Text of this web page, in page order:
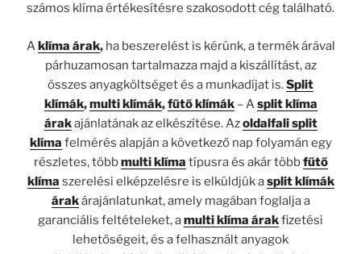
számos klíma értékesítésre szakosodott cég található.
Aklíma árak,ha beszerelést is kérünk, a termék árával
párhuzamosan tartalmazza majd a kiszállítást, az
összes anyagköltséget és a munkadíjat is.Split
klímák,multi klímák,fűtő klímák– Asplit klíma
árakajánlatának az elkészítése. Azoldalfali split
klíma felmérés alapján a következő nap folyamán egy
részletes, többmulti klíma típusra és akár többfűtő
klíma szerelési elképzelésre is elküldjük asplit klímák
árakárajánlatunkat, amely magában foglalja a
garanciális feltételeket, amulti klíma árakfizetési
lehetőségeit, és a felhasznált anyagok